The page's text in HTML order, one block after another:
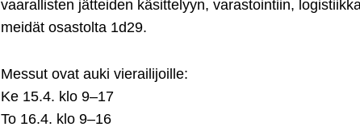
vaarallisten jätteiden käsittelyyn, varastointiin,
meidät osastolta 1d29.
Messut ovat auki vierailijoille:
Ke 15.4. klo 9–17
To 16.4. klo 9–16